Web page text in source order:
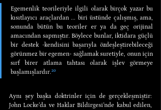
Egemenlik teorileriyle ilgili olarak birçok yazar bu
kısıtlayıcı araçlardan ... biri üstünde çalışmış, ama,
sonunda bütün bu teoriler er ya da geç orijinal
amacından sapmıştır. Böylece bunlar, iktidara güçlü
bir destek -kendisini başarıyla özdeşleştirebileceği
görünmez bir egemen- sağlamak suretiyle, onun için
sırf birer atlama tahtası olarak işlev görmeye
başlamışlardır.²⁰
Aynı şey başka doktrinler için de gerçekleşmiştir:
John Locke’da ve Haklar Bildirgesi’nde kabul edilen,